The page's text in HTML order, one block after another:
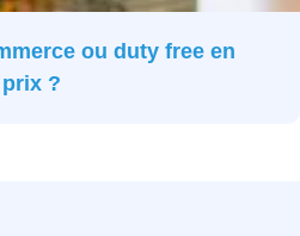
ou duty free en
?